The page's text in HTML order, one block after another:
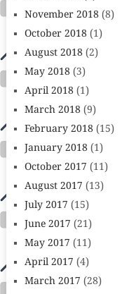
November 2018(8)
October 2018(1)
August 2018(2)
May 2018(3)
April 2018(1)
March 2018(9)
February 2018(15)
January 2018(1)
October 2017 (11)
August 2017 (13)
July 2017 (15)
June 2017 (21)
May 2017 (11)
April 2017 (4)
March 2017 (28)